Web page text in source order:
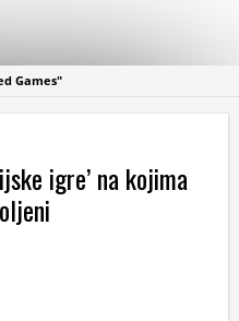
Games"
igre’ na kojima